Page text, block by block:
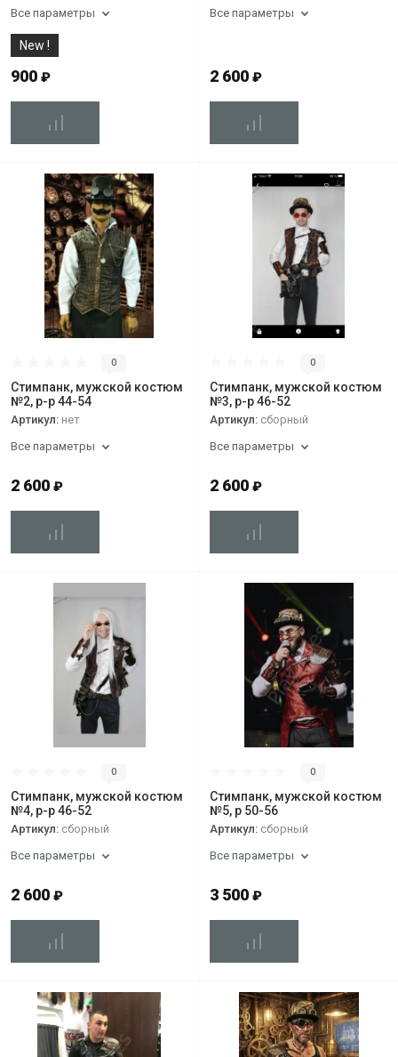
Все параметры
New !
900 ₽
Все параметры
2 600 ₽
0
Стимпанк, мужской костюм
№2, р-р 44-54
Артикул: нет
Все параметры
2 600 ₽
0
Стимпанк, мужской костюм
№3, р-р 46-52
Артикул: сборный
Все параметры
2 600 ₽
0
Стимпанк, мужской костюм
№4, р-р 46-52
Артикул: сборный
Все параметры
2 600 ₽
0
Стимпанк, мужской костюм
№5, р 50-56
Артикул: сборный
Все параметры
3 500 ₽